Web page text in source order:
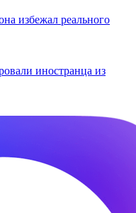
избежал реального
иностранца из